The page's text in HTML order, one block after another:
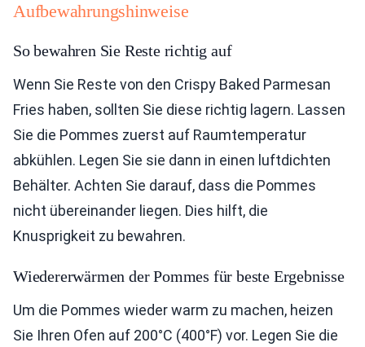
Aufbewahrungshinweise
So bewahren Sie Reste richtig auf
Wenn Sie Reste von den Crispy Baked Parmesan
Fries haben, sollten Sie diese richtig lagern. Lassen
Sie die Pommes zuerst auf Raumtemperatur
abkühlen. Legen Sie sie dann in einen luftdichten
Behälter. Achten Sie darauf, dass die Pommes
nicht übereinander liegen. Dies hilft, die
Knusprigkeit zu bewahren.
Wiedererwärmen der Pommes für beste Ergebnisse
Um die Pommes wieder warm zu machen, heizen
Sie Ihren Ofen auf 200°C (400°F) vor. Legen Sie die